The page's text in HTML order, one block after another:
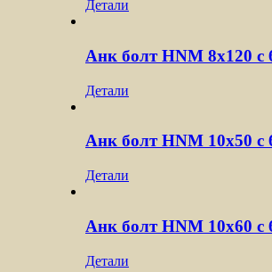
Детали
Анк болт HNM 8х120 с
Детали
Анк болт HNM 10х50 с
Детали
Анк болт HNM 10х60 с
Детали